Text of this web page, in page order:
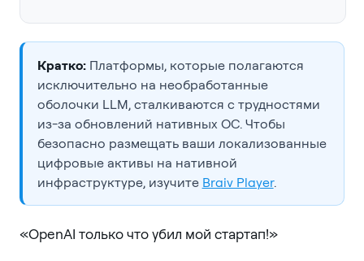
Кратко:Платформы, которые полагаются
исключительно на необработанные
оболочки LLM, сталкиваются с трудностями
из-за обновлений нативных ОС. Чтобы
безопасно размещать ваши локализованные
цифровые активы на нативной
инфраструктуре, изучите Braiv Player.
«OpenAI только что убил мой стартап!»